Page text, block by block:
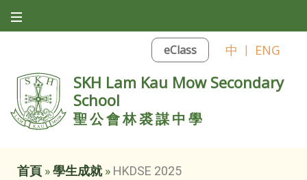
eClass 中 | ENG
SKH Lam Kau Mow Secondary
School
聖公會林裘謀中學
首頁 »學生成就» HKDSE 2025